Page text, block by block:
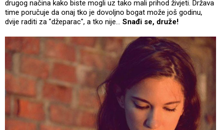
drugog načina kako biste mogli uz tako mali prihod živjeti. Država
time poručuje da onaj tko je dovoljno bogat može još godinu,
dvije raditi za "džeparac", a tko nije... Snađi se, druže!